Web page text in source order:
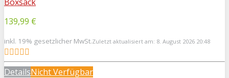
139,99 €
inkl. 19% gesetzlicher MwSt.Zuletzt aktualisiert am: 8. August 2026 20:48
DetailsNicht Verfügbar